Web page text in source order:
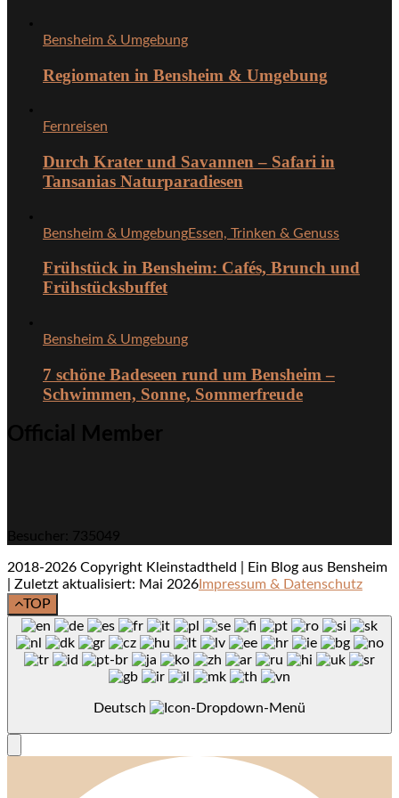
Bensheim & Umgebung
Regiomaten in Bensheim & Umgebung
Fernreisen
Durch Krater und Savannen – Safari in
Tansanias Naturparadiesen
Bensheim & UmgebungEssen, Trinken & Genuss
Frühstück in Bensheim: Cafés, Brunch und
Frühstücksbuffet
Bensheim & Umgebung
7 schöne Badeseen rund um Bensheim –
Schwimmen, Sonne, Sommerfreude
Official Member
Besucher: 735049
2018-2026 Copyright Kleinstadtheld | Ein Blog aus Bensheim
| Zuletzt aktualisiert: Mai 2026 Impressum & Datenschutz
TOP
Deutsch